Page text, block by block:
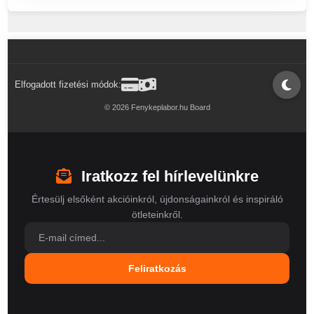
Elfogadott fizetési módok:
© 2026 Fenykeplabor.hu Board
Iratkozz fel hírlevelünkre
Értesülj elsőként akcióinkról, újdonságainkról és inspiráló
ötleteinkről.
Feliratkozás